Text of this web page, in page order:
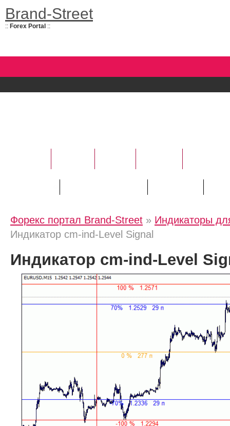
Brand-Street
:: Forex Portal ::
Форекс портал Brand-Street » Индикаторы
Индикатор cm-ind-Level Signal
Индикатор cm-ind-Level